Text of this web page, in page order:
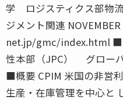
学 ロジスティクス部物
ジメント関連
net.jp/gmc/index.html
性本部（JPC） グロー
■概要 CPIM 米国の非営利
生産・在庫管理を中心と